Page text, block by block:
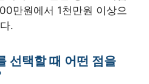
만원에서 1천만원 이상으
.
선택할 때 어떤 점을